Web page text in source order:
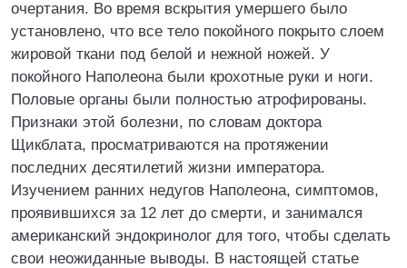
очертания. Во время вскрытия умершего было
установлено, что все тело покойного покрыто слоем
жировой ткани под белой и нежной ножей. У
покойного Наполеона были крохотные руки и ноги.
Половые органы были полностью атрофированы.
Признаки этой болезни, по словам доктора
Щикблата, просматриваются на протяжении
последних десятилетий жизни императора.
Изучением ранних недугов Наполеона, симптомов,
проявившихся за 12 лет до смерти, и занимался
американский эндокринолог для того, чтобы сделать
свои неожиданные выводы. В настоящей статье